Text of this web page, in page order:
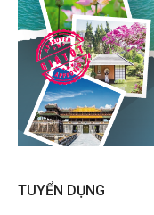
TUYỂN DỤNG